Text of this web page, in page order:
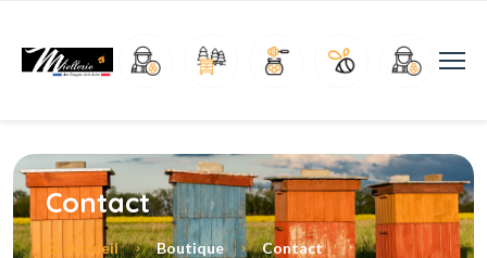
Contact
Accueil Boutique Contact